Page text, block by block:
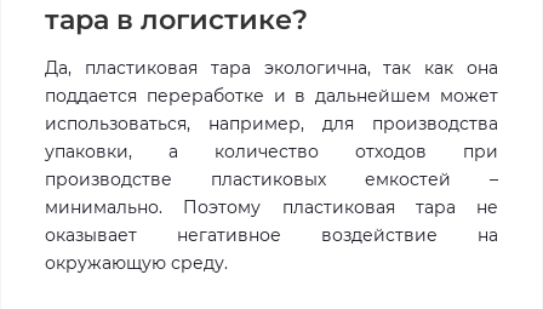
тара в логистике?
Да, пластиковая тара экологична, так как она
поддается переработке и в дальнейшем может
использоваться, например, для производства
упаковки, а количество отходов при
производстве пластиковых емкостей –
минимально. Поэтому пластиковая тара не
оказывает негативное воздействие на
окружающую среду.